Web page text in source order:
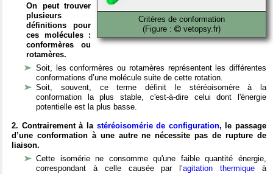
Critères de conformation
(Figure :
vetopsy.fr)
On peut trouver
plusieurs
définitions pour
ces molécules :
conformères ou
rotamères.
Soit, les conformères ou rotamères représentent les différentes
conformations d’une molécule suite de cette rotation.
Soit, souvent, ce terme définit le stéréoisomère à la
conformation la plus stable, c'est-à-dire celui dont l'énergie
potentielle est la plus basse.
2. Contrairement à la stéréoisomérie de configuration, le passage
d’une conformation à une autre ne nécessite pas de rupture de
liaison.
Cette isomérie ne consomme qu'une faible quantité énergie,
correspondant à celle causée par l’agitation thermique à